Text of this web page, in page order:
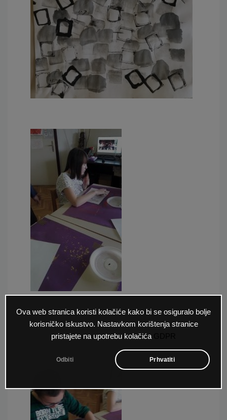
Ova web stranica koristi kolačiće kako bi se osiguralo bolje
korisničko iskustvo. Nastavkom korištenja stranice
pristajete na upotrebu kolačića
Odbiti Prhvatiti